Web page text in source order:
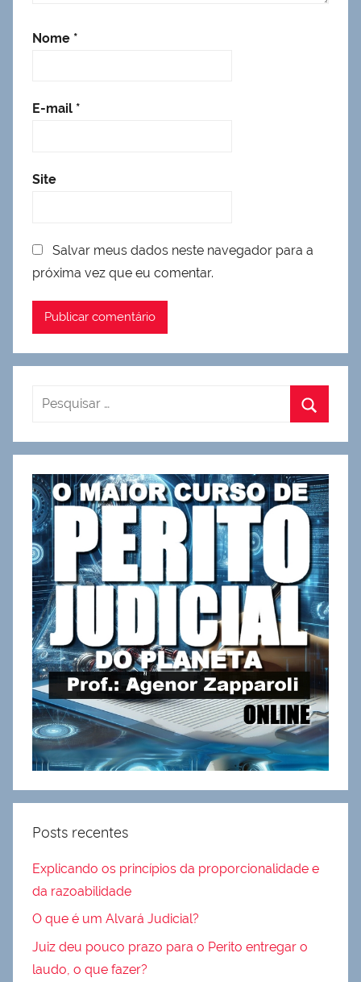
Nome *
E-mail *
Site
Salvar meus dados neste navegador para a
próxima vez que eu comentar.
Posts recentes
Explicando os princípios da proporcionalidade e
da razoabilidade
O que é um Alvará Judicial?
Juiz deu pouco prazo para o Perito entregar o
laudo, o que fazer?